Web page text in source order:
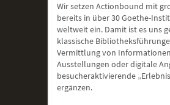
Wir setzen Actionbound mit
bereits in über 30 Goethe-
weltweit ein. Damit ist es uns
klassische
Vermittlung von
Ausstellungen oder digitale
besucheraktivierende
ergänzen.